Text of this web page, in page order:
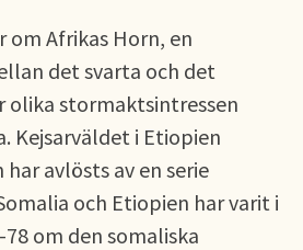
om Afrikas Horn, en
det svarta och det
olika stormaktsintressen
Kejsarväldet i Etiopien
avlösts av en serie
och Etiopien har varit i
om den somaliska